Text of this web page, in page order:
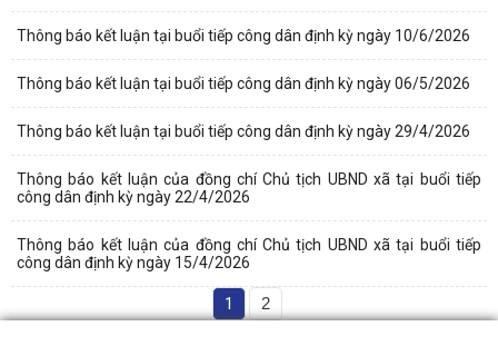
Thông báo kết luận tại buổi tiếp công dân định kỳ ngày 10/6/2026
Thông báo kết luận tại buổi tiếp công dân định kỳ ngày 06/5/2026
Thông báo kết luận tại buổi tiếp công dân định kỳ ngày 29/4/2026
Thông báo kết luận của đồng chí Chủ tịch UBND xã tại buổi tiếp
công dân định kỳ ngày 22/4/2026
Thông báo kết luận của đồng chí Chủ tịch UBND xã tại buổi tiếp
công dân định kỳ ngày 15/4/2026
1 2